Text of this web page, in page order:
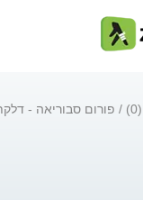
פורום סבוריאה -